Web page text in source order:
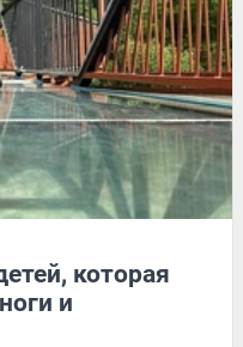
которая
и